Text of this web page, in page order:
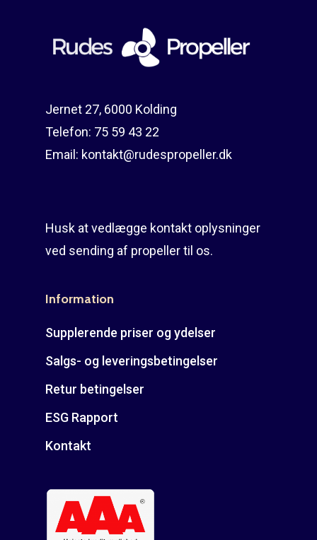
Jernet 27, 6000 Kolding
Telefon: 75 59 43 22
Email: kontakt@rudespropeller.dk
Husk at vedlægge kontakt oplysninger
ved sending af propeller til os.
Information
Supplerende priser og ydelser
Salgs- og leveringsbetingelser
Retur betingelser
ESG Rapport
Kontakt